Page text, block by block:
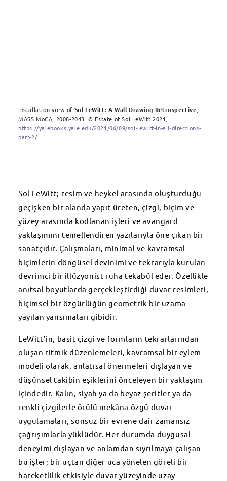
Installation view of Sol LeWitt: A Wall Drawing Retrospective
MASS MoCA, 2008-2043. © Estate of Sol LeWitt 2021,
https://yalebooks.yale.edu/2021/06/09/sol-lewitt-in-all-directions-
part-2/
Sol LeWitt; resim ve heykel arasında oluşturduğu
geçişken bir alanda yapıt üreten, çizgi, biçim ve
yüzey arasında kodlanan işleri ve avangard
yaklaşımını temellendiren yazılarıyla öne çıkan bir
sanatçıdır. Çalışmaları, minimal ve kavramsal
biçimlerin döngüsel devinimi ve tekrarıyla kurulan
devrimci bir illüzyonist ruha tekabül eder. Özellikle
anıtsal boyutlarda gerçekleştirdiği duvar resimleri,
biçimsel bir özgürlüğün geometrik bir uzama
yayılan yansımaları gibidir.
LeWitt’in, basit çizgi ve formların tekrarlarından
oluşan ritmik düzenlemeleri, kavramsal bir eylem
modeli olarak, anlatısal önermeleri dışlayan ve
düşünsel takibin eşiklerini önceleyen bir yaklaşım
içindedir. Kalın, siyah ya da beyaz şeritler ya da
renkli çizgilerle örülü mekâna özgü duvar
uygulamaları, sonsuz bir evrene dair zamansız
çağrışımlarla yüklüdür. Her durumda duygusal
deneyimi dışlayan ve anlamdan sıyrılmaya çalışan
bu işler; bir uçtan diğer uca yönelen göreli bir
hareketlilik etkisiyle duvar yüzeyinde uzay-